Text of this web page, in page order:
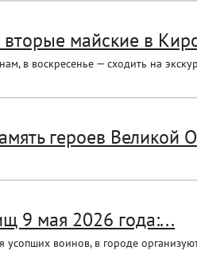
майские в
в воскресенье — сходить на
героев Великой
9 мая 2026 года:...
воинов, в городе